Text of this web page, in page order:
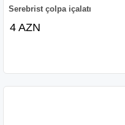
Serebrist çolpa içalatı
4 AZN